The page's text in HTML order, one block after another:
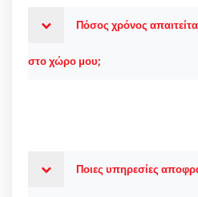
Πόσος χρόνος
στο χώρο μου;
Ποιες υπηρεσίες